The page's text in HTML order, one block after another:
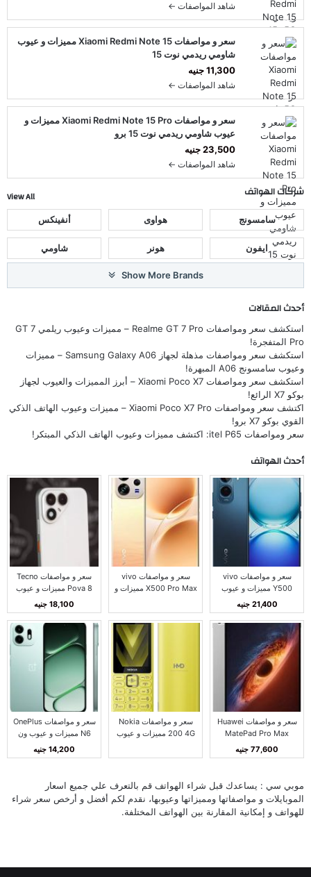
شاهد المواصفات ←
سعر و مواصفات Xiaomi Redmi Note 15 مميزات و عيوب
شاومي ريدمي نوت 15
11,300 جنيه
شاهد المواصفات ←
سعر و مواصفات Xiaomi Redmi Note 15 Pro مميزات و
عيوب شاومي ريدمي نوت 15 برو
23,500 جنيه
شاهد المواصفات ←
شركات الهواتف View All
سامسونج هواوى أنفينكس
ايفون هونر شاومي
Show More Brands
أحدث المقالات
استكشف سعر ومواصفات Realme GT 7 Pro – مميزات وعيوب ريلمي GT 7
Pro المتفجرة!
استكشف سعر ومواصفات مذهلة لجهاز Samsung Galaxy A06 – مميزات
وعيوب سامسونج A06 المبهرة!
استكشف سعر ومواصفات Xiaomi Poco X7 – أبرز المميزات والعيوب لجهاز
بوكو X7 الرائع!
اكتشف سعر ومواصفات Xiaomi Poco X7 Pro – مميزات وعيوب الهاتف الذكي
القوي بوكو X7 برو!
سعر ومواصفات itel P65: اكتشف مميزات وعيوب الهاتف الذكي المبتكر!
أحدث الهواتف
سعر و مواصفات vivo
Y500 مميزات و عيوب
فيفو Y500
21,400 جنيه
سعر و مواصفات vivo
X500 Pro Max مميزات و
ماكس
سعر و مواصفات Tecno
Pova 8 مميزات و عيوب
تكنو بوفا 8
18,100 جنيه
سعر و مواصفات Huawei
MatePad Pro Max
مميزات و عيوب هواوي
MatePad Pro Max
77,600 جنيه
سعر و مواصفات Nokia
200 4G مميزات و عيوب
سعر و مواصفات OnePlus
N6 مميزات و عيوب ون
بلس N6
14,200 جنيه
موبي سي : يساعدك قبل شراء الهواتف قم بالتعرف علي جميع اسعار
الموبايلات و مواصفاتها ومميزاتها وعيوبها، نقدم لكم أفضل و أرخص سعر شراء
للهواتف و إمكانية المقارنة بين الهواتف المختلفة.